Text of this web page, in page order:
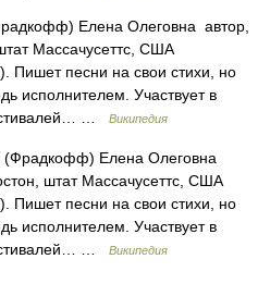
Елена Олеговна автор,
Массачусеттс, США
Пишет песни на свои стихи, но
исполнителем. Участвует в
…
Википедия
Елена Олеговна
штат Массачусеттс, США
Пишет песни на свои стихи, но
исполнителем. Участвует в
…
Википедия